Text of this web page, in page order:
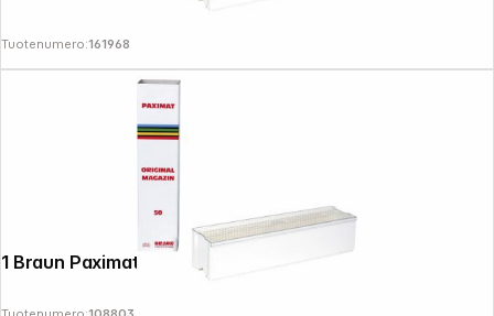
Tuotenumero:161968
1 Braun Paximat Magazin 50 white